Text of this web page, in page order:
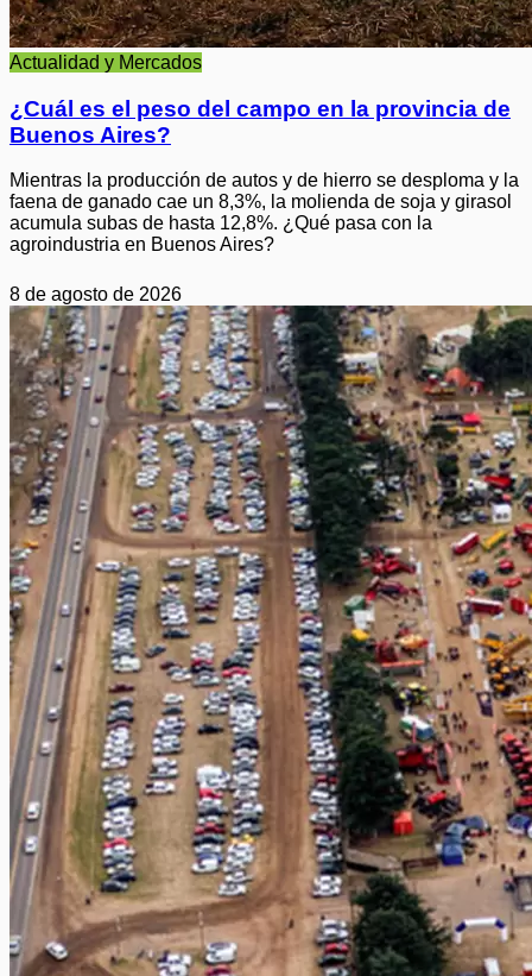
Actualidad y Mercados
¿Cuál es el peso del campo en la provincia de
Buenos Aires?
Mientras la producción de autos y de hierro se desploma y la
faena de ganado cae un 8,3%, la molienda de soja y girasol
acumula subas de hasta 12,8%. ¿Qué pasa con la
agroindustria en Buenos Aires?
8 de agosto de 2026